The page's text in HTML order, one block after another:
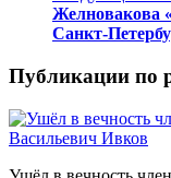
Желновакова
Санкт-
Публикации по